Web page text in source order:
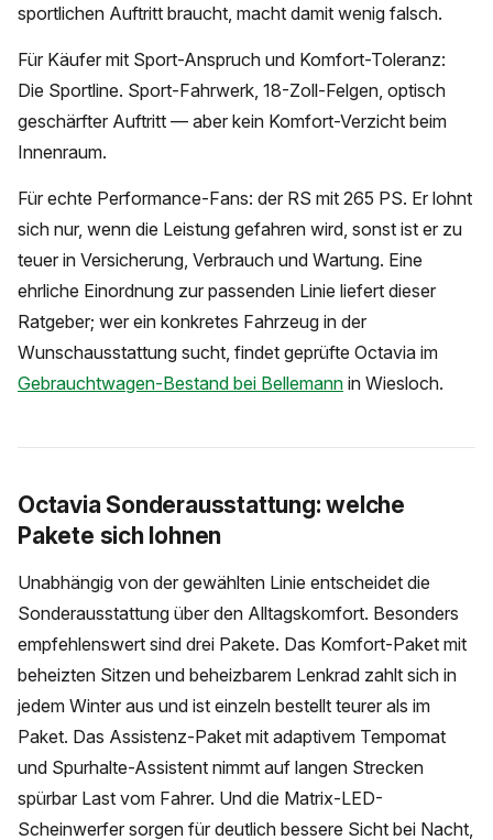
sportlichen Auftritt braucht, macht damit wenig falsch.
Für Käufer mit Sport-Anspruch und Komfort-Toleranz:
Die Sportline. Sport-Fahrwerk, 18-Zoll-Felgen, optisch
geschärfter Auftritt — aber kein Komfort-Verzicht beim
Innenraum.
Für echte Performance-Fans: der RS mit 265 PS. Er lohnt
sich nur, wenn die Leistung gefahren wird, sonst ist er zu
teuer in Versicherung, Verbrauch und Wartung. Eine
ehrliche Einordnung zur passenden Linie liefert dieser
Ratgeber; wer ein konkretes Fahrzeug in der
Wunschausstattung sucht, findet geprüfte Octavia im
Gebrauchtwagen-Bestand bei Bellemann in Wiesloch.
Octavia Sonderausstattung: welche
Pakete sich lohnen
Unabhängig von der gewählten Linie entscheidet die
Sonderausstattung über den Alltagskomfort. Besonders
empfehlenswert sind drei Pakete. Das Komfort-Paket mit
beheizten Sitzen und beheizbarem Lenkrad zahlt sich in
jedem Winter aus und ist einzeln bestellt teurer als im
Paket. Das Assistenz-Paket mit adaptivem Tempomat
und Spurhalte-Assistent nimmt auf langen Strecken
spürbar Last vom Fahrer. Und die Matrix-LED-
Scheinwerfer sorgen für deutlich bessere Sicht bei Nacht,